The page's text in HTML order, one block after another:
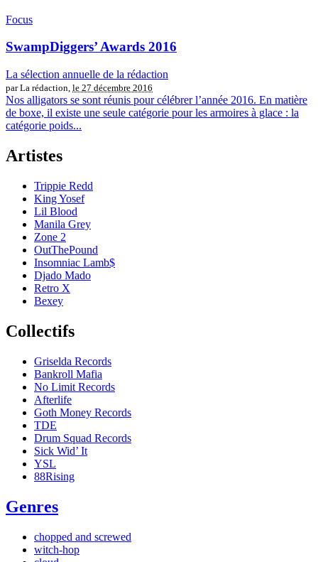
Focus
SwampDiggers’ Awards 2016
La sélection annuelle de la rédaction
par La rédaction, le 27 décembre 2016
Nos alligators se sont réunis pour célébrer l’année 2016. En matière
de boxe, il existe une seule catégorie pour les armoires à glace : la
catégorie poids...
Artistes
Trippie Redd
King Yosef
Lil Blood
Manila Grey
Zone 2
OutThePound
Insomniac Lamb$
Djado Mado
Retro X
Bexey
Collectifs
Griselda Records
Bankroll Mafia
No Limit Records
Afterlife
Goth Money Records
TDE
Drum Squad Records
Sick Wid’ It
YSL
88Rising
Genres
chopped and screwed
witch-hop